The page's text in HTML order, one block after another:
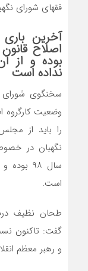
فقهای شورای
آخرین
بوده و از
نداده است
سخنگوی شورای
وضعیت کارگروه
را باید از
نگهبان در
سال ٩٨
است.
طحان نظیف
گفت: تاکنون
و رهبر معظم